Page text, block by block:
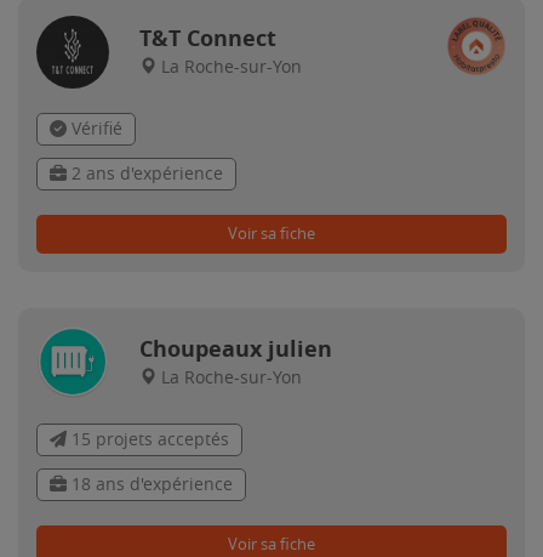
T&T Connect
La Roche-sur-Yon
Vérifié
2 ans d'expérience
Voir sa fiche
Choupeaux julien
La Roche-sur-Yon
15 projets acceptés
18 ans d'expérience
Voir sa fiche